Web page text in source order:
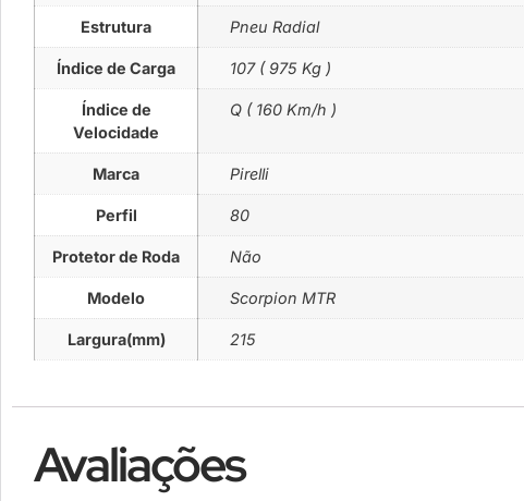
Estrutura Pneu Radial
Índice de Carga 107 ( 975 Kg )
Índice de
Velocidade
Q ( 160 Km/h )
Marca Pirelli
Perfil 80
Protetor de Roda Não
Modelo Scorpion MTR
Largura(mm) 215
Avaliações